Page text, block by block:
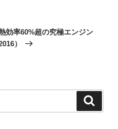
効率60%超の究極エンジン
）